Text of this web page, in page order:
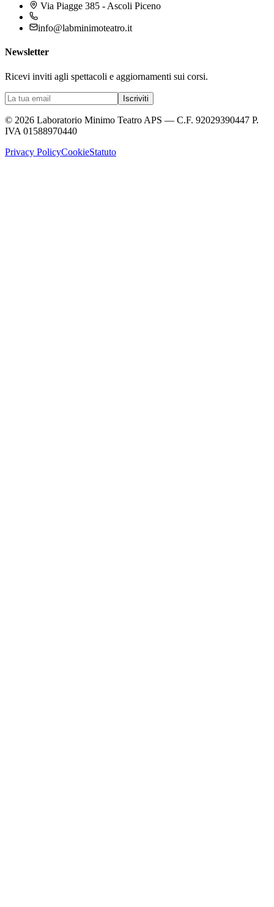
Via Piagge 385 - Ascoli Piceno
info@labminimoteatro.it
Newsletter
Ricevi inviti agli spettacoli e aggiornamenti sui corsi.
Iscriviti
© 2026 Laboratorio Minimo Teatro APS — C.F. 92029390447 P.
IVA 01588970440
Privacy PolicyCookieStatuto